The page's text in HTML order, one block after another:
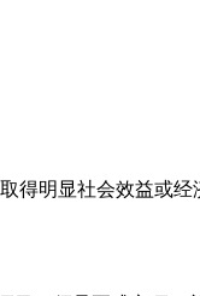
得明显社会效益或经